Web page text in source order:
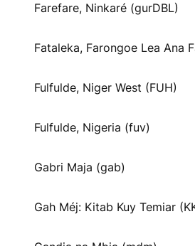
Farefare, Ninkaré (gurDBL)
Fataleka, Farongoe Lea Ana
Fulfulde, Niger West (FUH)
Fulfulde, Nigeria (fuv)
Gabri Maja (gab)
Gah Méj: Kitab Kuy Temiar